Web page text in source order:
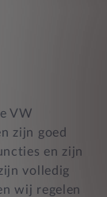
VW
zijn goed
en zijn
volledig
wij regelen